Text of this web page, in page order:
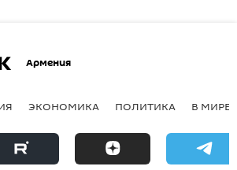
Армения
ЭКОНОМИКА ПОЛИТИКА В МИРЕ